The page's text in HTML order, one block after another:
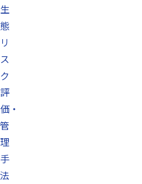
生
態
リ
ス
ク
評
価・
管
理
手
法